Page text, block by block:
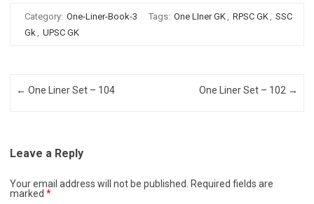
Category: One-Liner-Book-3 Tags: One LIner GK, RPSC GK, SSC
Gk, UPSC GK
Post navigation
← One Liner Set – 104 One Liner Set – 102 →
Leave a Reply
Your email address will not be published.
Required fields are
marked *